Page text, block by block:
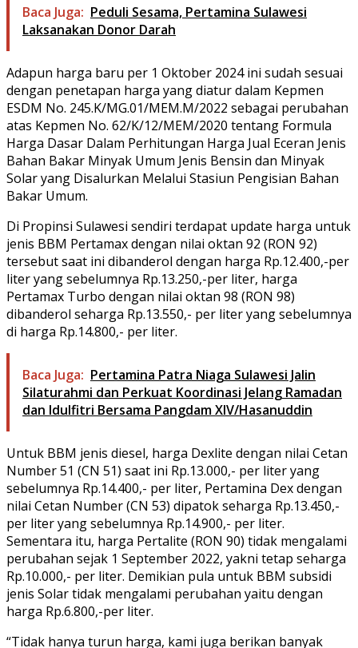
Baca Juga: Peduli Sesama, Pertamina Sulawesi
Laksanakan Donor Darah
Adapun harga baru per 1 Oktober 2024 ini sudah sesuai
dengan penetapan harga yang diatur dalam Kepmen
ESDM No. 245.K/MG.01/MEM.M/2022 sebagai perubahan
atas Kepmen No. 62/K/12/MEM/2020 tentang Formula
Harga Dasar Dalam Perhitungan Harga Jual Eceran Jenis
Bahan Bakar Minyak Umum Jenis Bensin dan Minyak
Solar yang Disalurkan Melalui Stasiun Pengisian Bahan
Bakar Umum.
Di Propinsi Sulawesi sendiri terdapat update harga untuk
jenis BBM Pertamax dengan nilai oktan 92 (RON 92)
tersebut saat ini dibanderol dengan harga Rp.12.400,-per
liter yang sebelumnya Rp.13.250,-per liter, harga
Pertamax Turbo dengan nilai oktan 98 (RON 98)
dibanderol seharga Rp.13.550,- per liter yang sebelumnya
di harga Rp.14.800,- per liter.
Baca Juga: Pertamina Patra Niaga Sulawesi Jalin
Silaturahmi dan Perkuat Koordinasi Jelang Ramadan
dan Idulfitri Bersama Pangdam XIV/Hasanuddin
Untuk BBM jenis diesel, harga Dexlite dengan nilai Cetan
Number 51 (CN 51) saat ini Rp.13.000,- per liter yang
sebelumnya Rp.14.400,- per liter, Pertamina Dex dengan
nilai Cetan Number (CN 53) dipatok seharga Rp.13.450,-
per liter yang sebelumnya Rp.14.900,- per liter.
Sementara itu, harga Pertalite (RON 90) tidak mengalami
perubahan sejak 1 September 2022, yakni tetap seharga
Rp.10.000,- per liter. Demikian pula untuk BBM subsidi
jenis Solar tidak mengalami perubahan yaitu dengan
harga Rp.6.800,-per liter.
“Tidak hanya turun harga, kami juga berikan banyak